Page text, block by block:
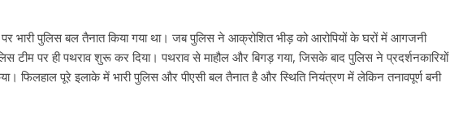
भारी पुलिस बल तैनात किया गया था। जब पुलिस ने आक्रोशित भीड़ को आरोपियों के घरों में आगजनी
टीम पर ही पथराव शुरू कर दिया। पथराव से माहौल और बिगड़ गया, जिसके बाद पुलिस ने प्रदर्शनकारियों
फिलहाल पूरे इलाके में भारी पुलिस और पीएसी बल तैनात है और स्थिति नियंत्रण में लेकिन तनावपूर्ण बनी